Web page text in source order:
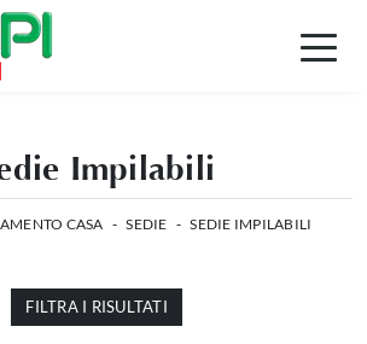
Impilabili
CASA - SEDIE - SEDIE IMPILABILI
FILTRA I RISULTATI